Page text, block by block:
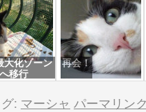
大化ゾーン
へ移行
再会！
: マーシャ パーマリン